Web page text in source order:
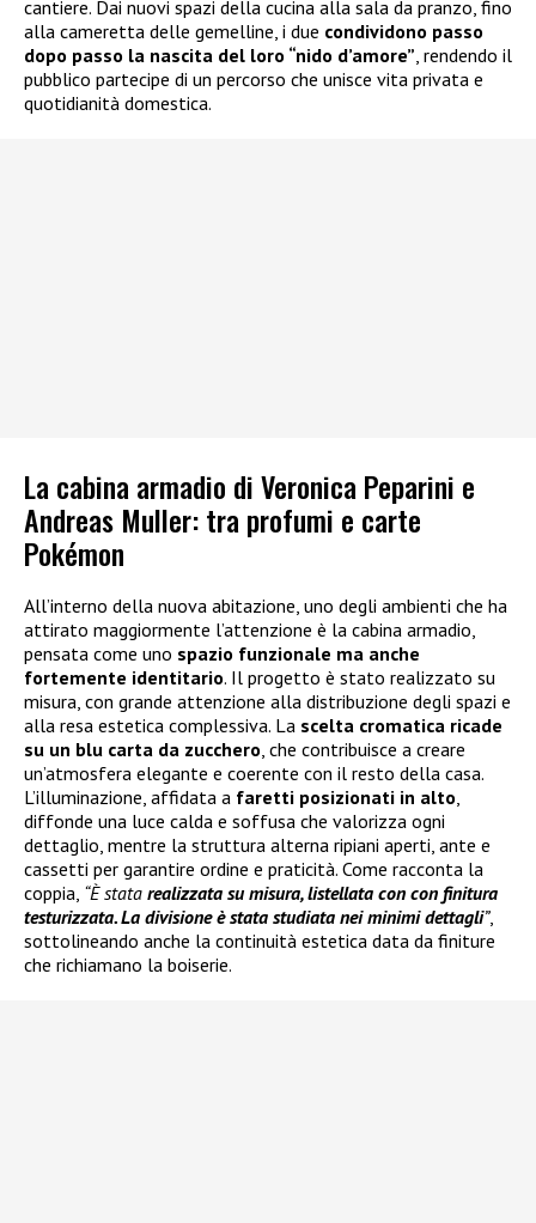
cantiere. Dai nuovi spazi della cucina alla sala da pranzo, fino
alla cameretta delle gemelline, i due condividono passo
dopo passo la nascita del loro “nido d’amore” , rendendo il
pubblico partecipe di un percorso che unisce vita privata e
quotidianità domestica.
La cabina armadio di Veronica Peparini e
Andreas Muller: tra profumi e carte
Pokémon
All’interno della nuova abitazione, uno degli ambienti che ha
attirato maggiormente l’attenzione è la cabina armadio,
pensata come uno spazio funzionale ma anche
fortemente identitario. Il progetto è stato realizzato su
misura, con grande attenzione alla distribuzione degli spazi e
alla resa estetica complessiva. La scelta cromatica ricade
su un blu carta da zucchero, che contribuisce a creare
un’atmosfera elegante e coerente con il resto della casa.
L’illuminazione, affidata a faretti posizionati in alto,
diffonde una luce calda e soffusa che valorizza ogni
dettaglio, mentre la struttura alterna ripiani aperti, ante e
cassetti per garantire ordine e praticità. Come racconta la
coppia, “È stata realizzata su misura, listellata con con finitura
testurizzata. La divisione è stata studiata nei minimi dettagli”,
sottolineando anche la continuità estetica data da finiture
che richiamano la boiserie.